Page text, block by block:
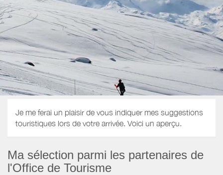
Je me ferai un plaisir de vous indiquer mes suggestions
touristiques lors de votre arrivée. Voici un aperçu.
Ma sélection parmi les partenaires de
l'Office de Tourisme